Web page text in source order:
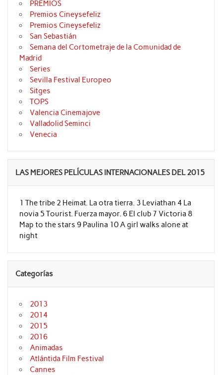
PREMIOS
Premios Cineysefeliz
Premios Cineysefeliz
San Sebastián
Semana del Cortometraje de la Comunidad de
Madrid
Series
Sevilla Festival Europeo
Sitges
TOPS
Valencia Cinemajove
Valladolid Seminci
Venecia
LAS MEJORES PELÍCULAS INTERNACIONALES DEL 2015
1 The tribe 2 Heimat. La otra tierra. 3 Leviathan 4 La
novia 5 Tourist. Fuerza mayor. 6 El club 7 Victoria 8
Map to the stars 9 Paulina 10 A girl walks alone at
night
Categorías
2013
2014
2015
2016
Animadas
Atlántida Film Festival
Cannes